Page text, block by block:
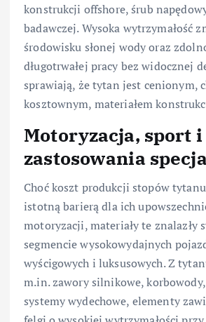
konstrukcji offshore, śrub
badawczej. Wysoka wytrzymałość
środowisku słonej wody oraz
długotrwałej pracy bez widocznej
sprawiają, że tytan jest cenionym,
kosztownym, materiałem
Motoryzacja, sport i
zastosowania
Choć koszt produkcji stopów
istotną barierą dla ich
motoryzacji, materiały te znalazły
segmencie wysokowydajnych
wyścigowych i luksusowych. Z
m.in. zawory silnikowe,
systemy wydechowe, elementy